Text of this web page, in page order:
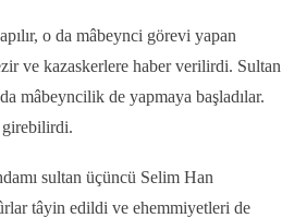
o da mâbeynci görevi yapan
ve kazaskerlere haber verilirdi. Sultan
mâbeyncilik de yapmaya başladılar.
girebilirdi.
sultan üçüncü Selim Han
tâyin edildi ve ehemmiyetleri de